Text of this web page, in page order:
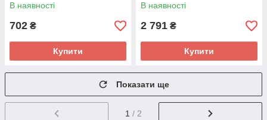
В наявності
702 ₴
Купити
В наявності
2 791 ₴
Купити
Показати ще
1 / 2